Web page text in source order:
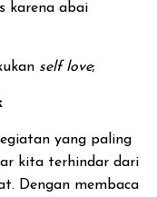
karena abai
self love;
yang paling
kita terhindar dari
Dengan membaca